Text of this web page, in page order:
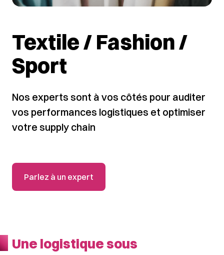
Textile / Fashion /
Sport
Nos experts sont à vos côtés pour auditer
vos performances logistiques et optimiser
votre supply chain
Parlez à un expert
Une logistique sous